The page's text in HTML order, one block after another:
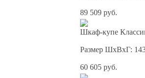
89 509 руб.
Шкаф-купе
Размер ШхВхГ:
60 605 руб.